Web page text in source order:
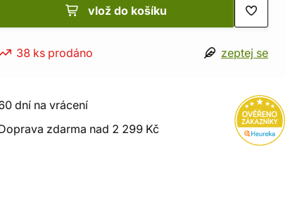
vlož do košíku
38 ks prodáno zeptej se
dní na vrácení
zdarma nad 2 299 Kč